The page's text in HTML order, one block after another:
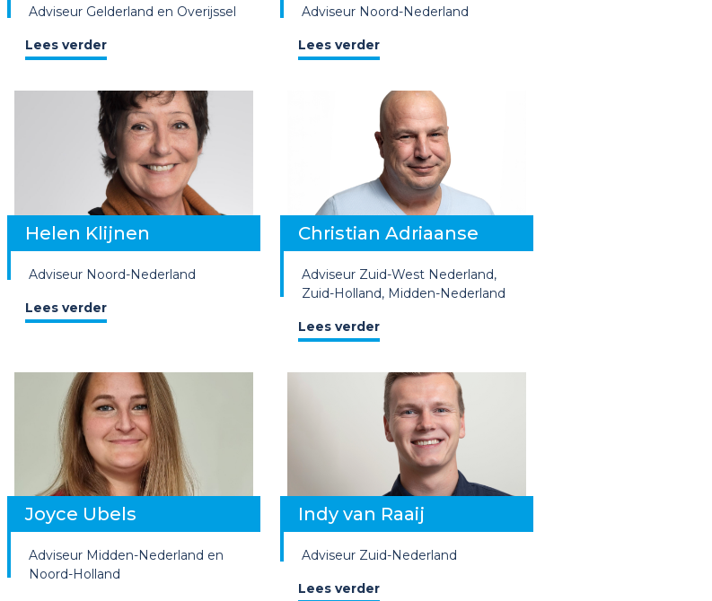
Adviseur Gelderland en Overijssel
Lees verder
Adviseur Noord-Nederland
Lees verder
Helen Klijnen
Adviseur Noord-Nederland
Lees verder
Christian Adriaanse
Adviseur Zuid-West Nederland,
Zuid-Holland, Midden-Nederland
Lees verder
Joyce Ubels
Adviseur Midden-Nederland en
Noord-Holland
Indy van Raaij
Adviseur Zuid-Nederland
Lees verder